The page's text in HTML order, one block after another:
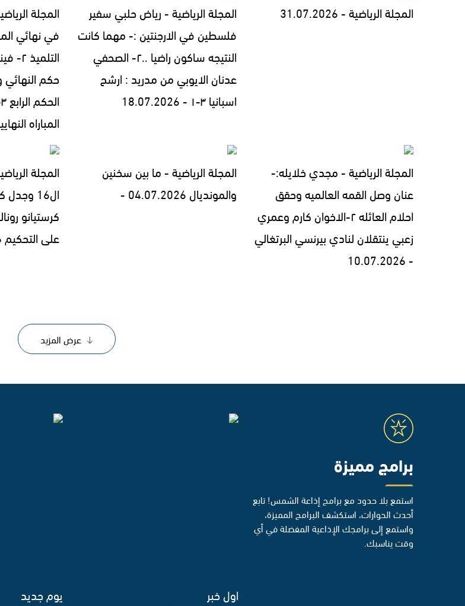
المجلة الرياضية - 31.07.2026
المجلة الرياضية - رياض حلبي سفير
فلسطين في الارجنتين :- مهما كانت
النتيجه ساكون راضيا ..٢- الصحفي
عدنان الايوبي من مدريد : ارشح
اسبانيا ٣-١ - 18.07.2026
المجلة
في نهائي
حكم
المباراه النهاييه -
المجلة الرياضية - مجدي خلايله:-
عنان وصل القمه العالميه وحقق
احلام العائله ٢-الاخوان كارم وعمري
زعبي ينتقلان لنادي بيرنسي البرتغالي
- 10.07.2026
المجلة الرياضية - ما بين سخنين
والمونديال 04.07.2026 -
المجلة
ال16
كرستيانو
على التحكيم 03.07.2026 -
عرض المزيد
برامج مميزة
استمع بلا حدود مع برامج إذاعة الشمس! تابع
أحدث الحوارات، استكشف البرامج المميزة،
واستمع إلى برامجك الإذاعية المفضلة في أي
وقت يناسبك.
اول خبر يوم جديد